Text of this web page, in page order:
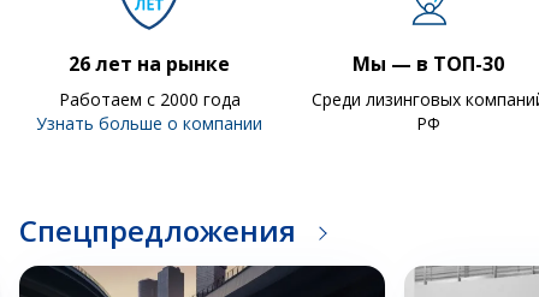
26 лет на рынке
Работаем с 2000 года
Узнать больше о компании
Мы — в ТОП-30
Среди лизинговых
РФ
Спецпредложения